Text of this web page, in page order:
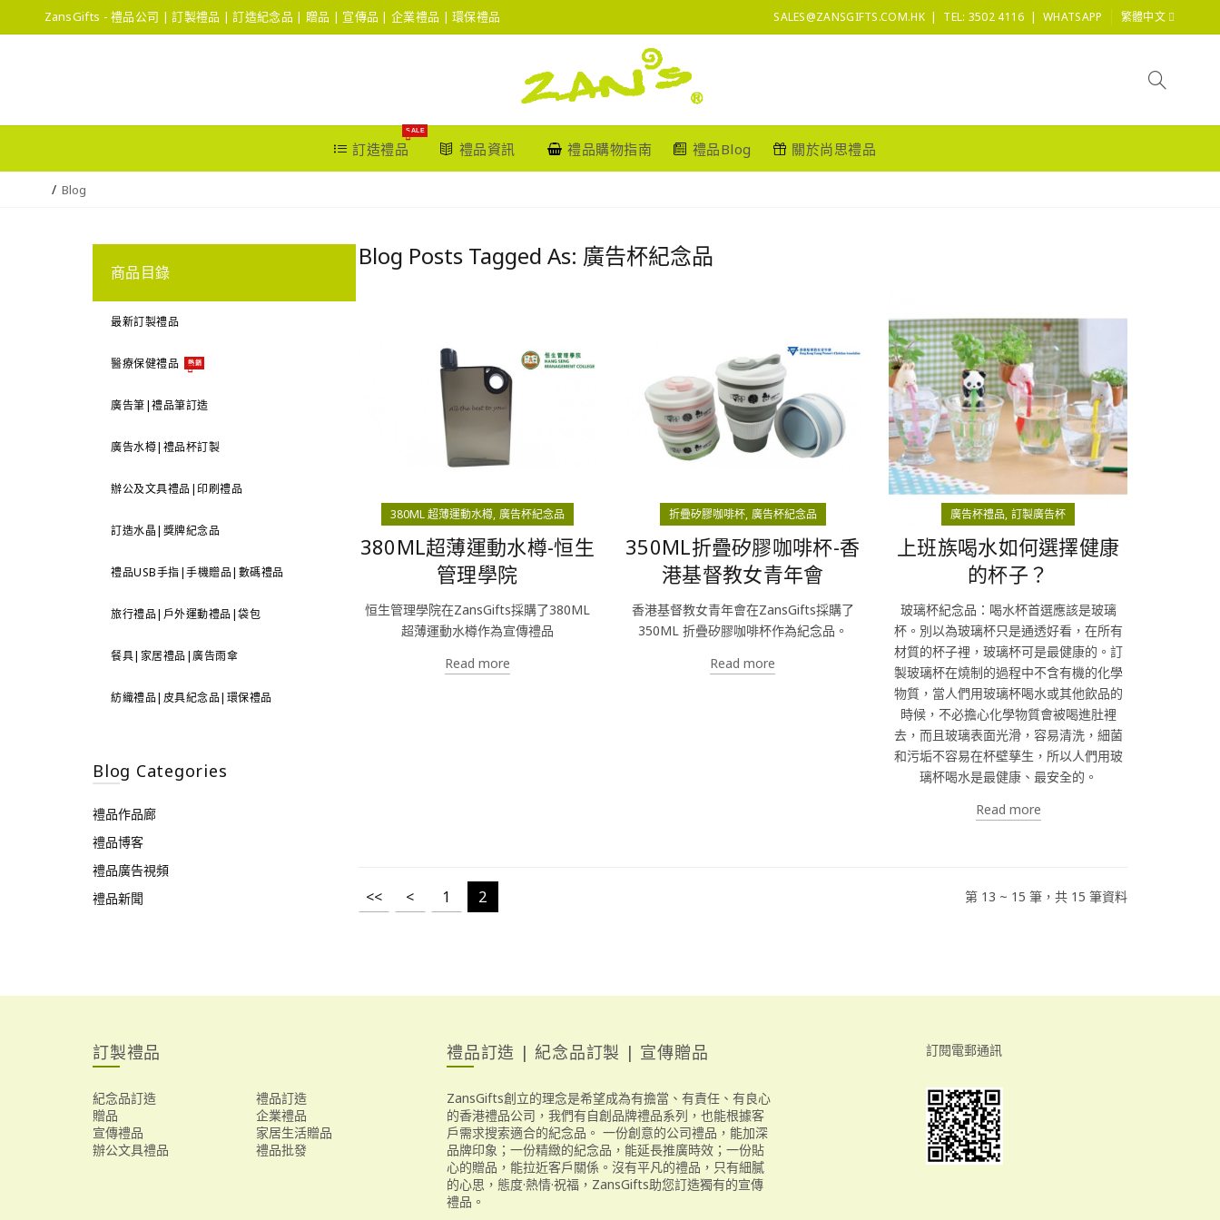
ZansGifts - 禮品公司 | 訂製禮品 | 訂造紀念品 | 贈品 | 宣傳品 | 企業禮品 | 環保禮品 SALES@ZANSGIFTS.COM.HK| TEL: 3502 4116 |WHATSAPP 繁體中文
訂造禮品
SALE
禮品資訊 禮品購物指南 禮品Blog 關於尚思禮品
Blog
商品目錄
最新訂製禮品
醫療保健禮品 熱銷
廣告筆|禮品筆訂造
廣告水樽|禮品杯訂製
辦公及文具禮品|印刷禮品
訂造水晶|獎牌紀念品
禮品USB手指|手機贈品|數碼禮品
旅行禮品|戶外運動禮品|袋包
餐具|家居禮品|廣告雨傘
紡織禮品|皮具紀念品|環保禮品
Blog Categories
禮品作品廊
禮品博客
禮品廣告視頻
禮品新聞
Blog Posts Tagged As: 廣告杯紀念品
380ML 超薄運動水樽 廣告杯紀念品
380ML超薄運動水樽-恒生
管理學院
恒生管理學院在ZansGifts採購了380ML
超薄運動水樽作為宣傳禮品
Read more
折疊矽膠咖啡杯 廣告杯紀念品
350ML折疊矽膠咖啡杯-香
港基督教女青年會
香港基督教女青年會在ZansGifts採購了
350ML 折疊矽膠咖啡杯作為紀念品。
Read more
廣告杯禮品 訂製廣告杯
上班族喝水如何選擇健康
的杯子？
玻璃杯紀念品：喝水杯首選應該是玻璃
杯。別以為玻璃杯只是通透好看，在所有
材質的杯子裡，玻璃杯可是最健康的。訂
製玻璃杯在燒制的過程中不含有機的化學
物質，當人們用玻璃杯喝水或其他飲品的
時候，不必擔心化學物質會被喝進肚裡
去，而且玻璃表面光滑，容易清洗，細菌
和污垢不容易在杯壁孳生，所以人們用玻
璃杯喝水是最健康、最安全的。
Read more
<< < 1 2 第 13 ~ 15 筆，共 15 筆資料
訂製禮品
紀念品訂造
禮品訂造
贈品
企業禮品
宣傳禮品
家居生活贈品
辦公文具禮品
禮品批發
禮品訂造 | 紀念品訂製 | 宣傳贈品
ZansGifts創立的理念是希望成為有擔當、有責任、有良心
的香港禮品公司，我們有自創品牌禮品系列，也能根據客
戶需求搜索適合的紀念品。 一份創意的公司禮品，能加深
品牌印象；一份精緻的紀念品，能延長推廣時效；一份貼
心的贈品，能拉近客戶關係。沒有平凡的禮品，只有細膩
的心思，態度·熱情·祝福，ZansGifts助您訂造獨有的宣傳
禮品。
訂閱電郵通訊